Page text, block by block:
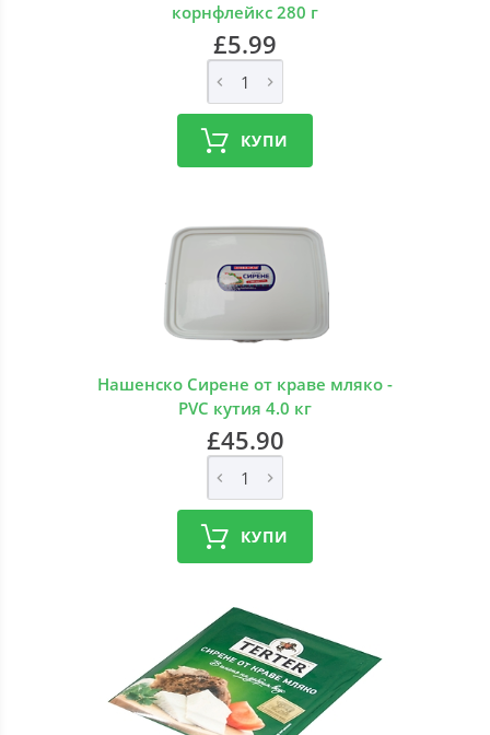
корнфлейкс 280 г
£5.99
КУПИ
Нашенско Сирене от краве мляко -
PVC кутия 4.0 кг
£45.90
КУПИ